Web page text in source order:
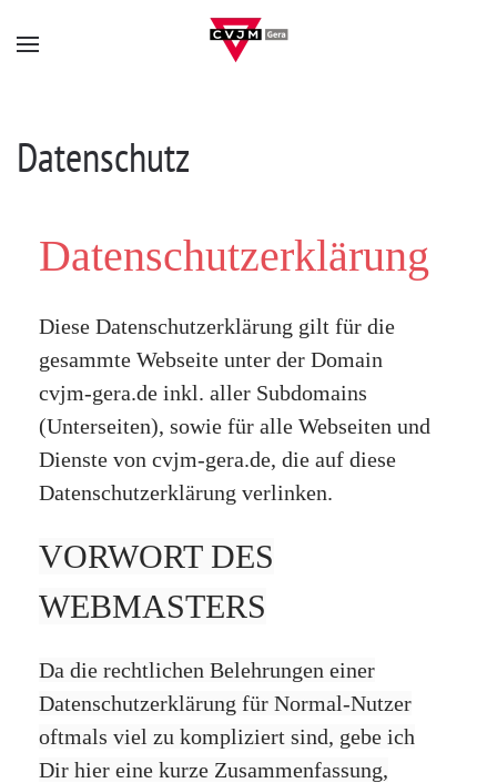
Datenschutz
Datenschutzerklärung
Diese Datenschutzerklärung gilt für die
gesammte Webseite unter der Domain
cvjm-gera.de inkl. aller Subdomains
(Unterseiten), sowie für alle Webseiten und
Dienste von cvjm-gera.de, die auf diese
Datenschutzerklärung verlinken.
VORWORT DES
WEBMASTERS
Da die rechtlichen Belehrungen einer
Datenschutzerklärung für Normal-Nutzer
oftmals viel zu kompliziert sind, gebe ich
Dir hier eine kurze Zusammenfassung,